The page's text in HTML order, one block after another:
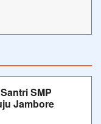
SMP
Jambore